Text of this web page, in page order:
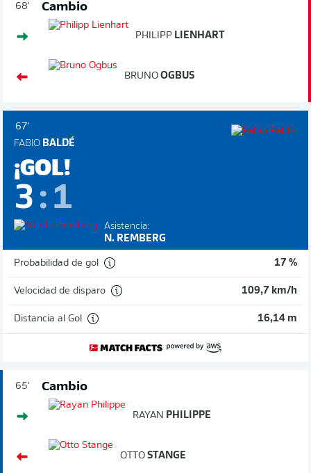
68' Cambio
PHILIPP LIENHART
BRUNO OGBUS
67'
FABIO BALDÉ
¡GOL!
3 : 1
Asistencia:
N. REMBERG
Probabilidad de gol 17 %
Velocidad de disparo 109,7 km/h
Distancia al Gol 16,14 m
65' Cambio
RAYAN PHILIPPE
OTTO STANGE